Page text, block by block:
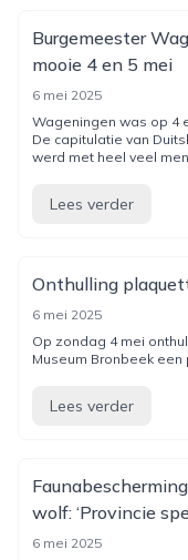
Burgemeester
mooie 4 en 5 mei
6 mei 2025
Wageningen was op 4
De capitulatie van
werd met heel veel
Lees verder
Onthulling
6 mei 2025
Op zondag 4 mei
Museum Bronbeek
Lees verder
wolf: ‘Provincie
6 mei 2025